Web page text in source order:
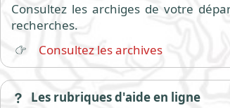
Consultez les archiges de votre
recherches.
Consultez les archives
Les rubriques d'aide en ligne